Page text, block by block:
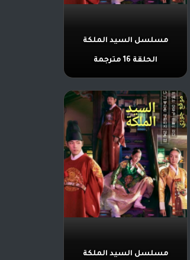
مسلسل السيد الملكة
الحلقة 16 مترجمة
مسلسل السيد الملكة